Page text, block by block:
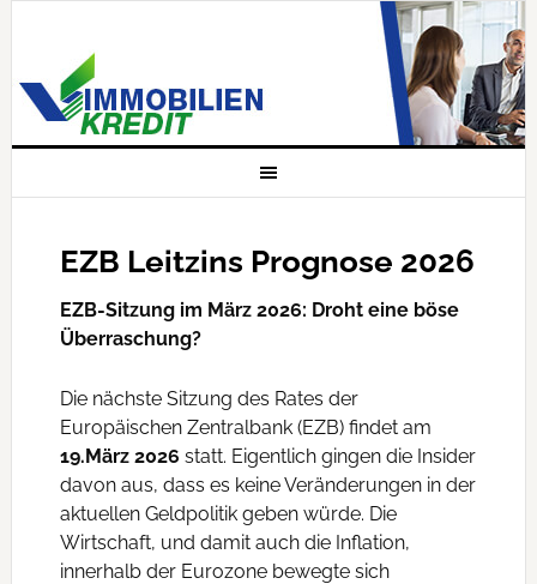
EZB Leitzins Prognose 2026
EZB-Sitzung im März 2026: Droht eine böse
Überraschung?
Die nächste Sitzung des Rates der
Europäischen Zentralbank (EZB) findet am
19.März 2026 statt. Eigentlich gingen die Insider
davon aus, dass es keine Veränderungen in der
aktuellen Geldpolitik geben würde. Die
Wirtschaft, und damit auch die Inflation,
innerhalb der Eurozone bewegte sich